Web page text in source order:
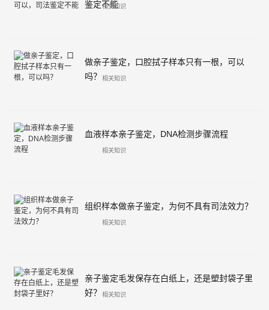
鉴定不能
相关知识
做亲子鉴定，口腔拭子样本只有一根，可以
吗？
相关知识
血液样本亲子鉴定，DNA检测步骤流程
相关知识
组织样本做亲子鉴定，为何不具有司法效力？
相关知识
亲子鉴定毛发保存在白纸上，还是塑封袋子里
好？
相关知识